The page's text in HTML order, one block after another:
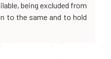
being excluded from
to the same and to hold